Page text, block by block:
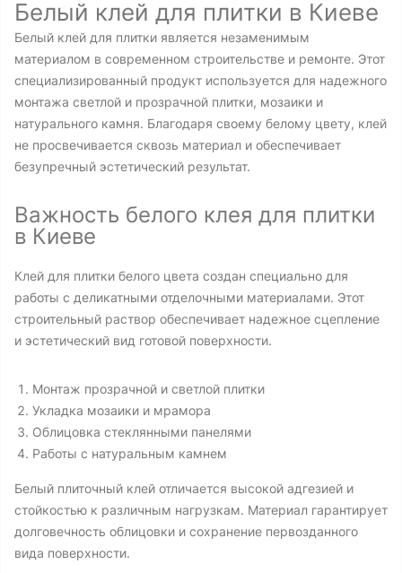
Белый клей для плитки в Киеве
Белый клей для плитки является незаменимым
материалом в современном строительстве и ремонте. Этот
специализированный продукт используется для надежного
монтажа светлой и прозрачной плитки, мозаики и
натурального камня. Благодаря своему белому цвету, клей
не просвечивается сквозь материал и обеспечивает
безупречный эстетический результат.
Важность белого клея для плитки
в Киеве
Клей для плитки белого цвета создан специально для
работы с деликатными отделочными материалами. Этот
строительный раствор обеспечивает надежное сцепление
и эстетический вид готовой поверхности.
Монтаж прозрачной и светлой плитки
Укладка мозаики и мрамора
Облицовка стеклянными панелями
Работы с натуральным камнем
Белый плиточный клей отличается высокой адгезией и
стойкостью к различным нагрузкам. Материал гарантирует
долговечность облицовки и сохранение первозданного
вида поверхности.